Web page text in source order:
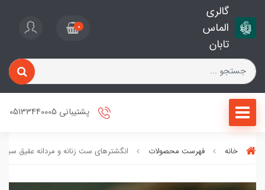
گالری
الماس
تابان
0
پشتیبانی 05133440005
خانه فهرست محصولات انگشترهای ست زنانه و مردانه عقیق سبز کد